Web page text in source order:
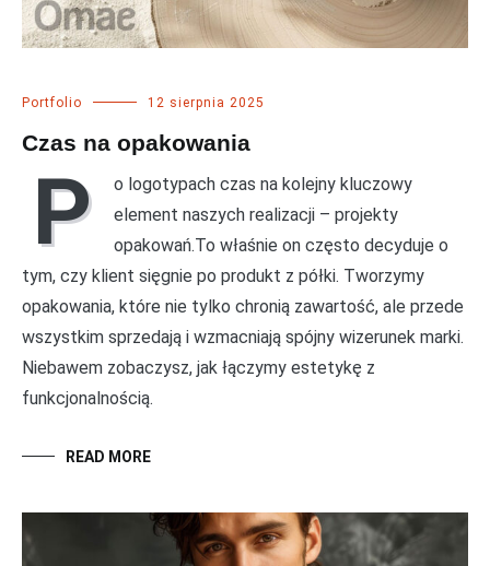
Portfolio 12 sierpnia 2025
Czas na opakowania
P
o logotypach czas na kolejny kluczowy
element naszych realizacji – projekty
opakowań.To właśnie on często decyduje o
tym, czy klient sięgnie po produkt z półki. Tworzymy
opakowania, które nie tylko chronią zawartość, ale przede
wszystkim sprzedają i wzmacniają spójny wizerunek marki.
Niebawem zobaczysz, jak łączymy estetykę z
funkcjonalnością.
READ MORE